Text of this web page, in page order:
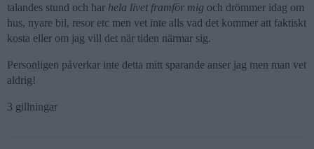
talandes stund och har hela livet framför mig och drömmer idag om
hus, nyare bil, resor etc men vet inte alls vad det kommer att faktiskt
kosta eller om jag vill det när tiden närmar sig.
Personligen påverkar inte detta mitt sparande anser jag men man vet
aldrig!
3 gillningar